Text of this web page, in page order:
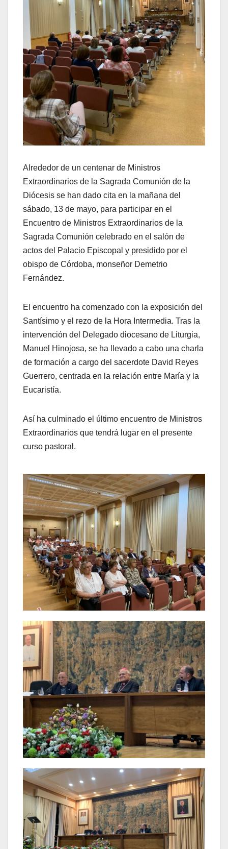
Alrededor de un centenar de Ministros
Extraordinarios de la Sagrada Comunión de la
Diócesis se han dado cita en la mañana del
sábado, 13 de mayo, para participar en el
Encuentro de Ministros Extraordinarios de la
Sagrada Comunión celebrado en el salón de
actos del Palacio Episcopal y presidido por el
obispo de Córdoba, monseñor Demetrio
Fernández.
El encuentro ha comenzado con la exposición del
Santísimo y el rezo de la Hora Intermedia. Tras la
intervención del Delegado diocesano de Liturgia,
Manuel Hinojosa, se ha llevado a cabo una charla
de formación a cargo del sacerdote David Reyes
Guerrero, centrada en la relación entre María y la
Eucaristía.
Así ha culminado el último encuentro de Ministros
Extraordinarios que tendrá lugar en el presente
curso pastoral.